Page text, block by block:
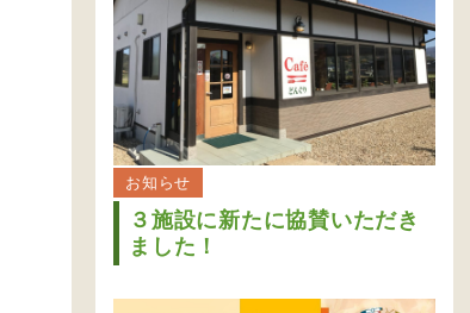
お知らせ
３施設に新たに協賛いただき
ました！